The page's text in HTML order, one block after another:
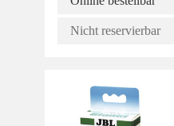
Nicht reservierbar